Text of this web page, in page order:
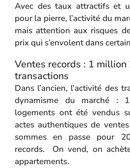
Avec des taux attractifs et
pour la pierre, l’activité du
mais attention aux risques
prix qui s’envolent dans
Ventes records : 1
transactions
Dans l’ancien, l’activité des
dynamisme du marché :
logements ont été vendus
actes authentiques de
sommes en passe pour
records. On vend, on
appartements.